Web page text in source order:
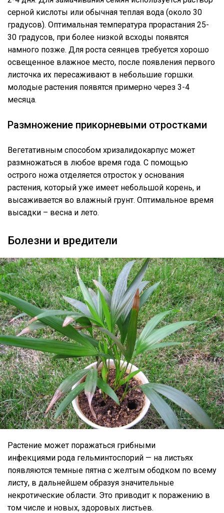
серной кислоты или обычная теплая вода (около 30
градусов). Оптимальная температура прорастания 25-
30 градусов, при более низкой всходы появятся
намного позже. Для роста сеянцев требуется хорошо
освещенное влажное место, после появления первого
листочка их пересаживают в небольшие горшки.
молодые растения появятся примерно через 3-4
месяца.
Размножение прикорневыми отростками
Вегетативным способом хризалидокарпус может
размножаться в любое время года. С помощью
острого ножа отделяется отросток у основания
растения, который уже имеет небольшой корень, и
высаживается во влажный грунт. Оптимальное время
высадки – весна и лето.
Болезни и вредители
Растение может поражаться грибными
инфекциями рода гельминтоспорий — на листьях
появляются темные пятна с желтым ободком по всему
листу, в дальнейшем образуя значительные
некротические области. Это приводит к поражению в
том числе и новых, здоровых листьев.